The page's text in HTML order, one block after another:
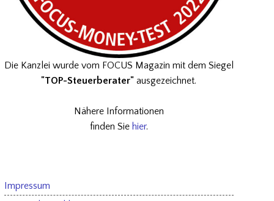
Die Kanzlei wurde vom FOCUS Magazin mit dem Siegel
"TOP-Steuerberater" ausgezeichnet.
Nähere Informationen
finden Sie hier.
Impressum